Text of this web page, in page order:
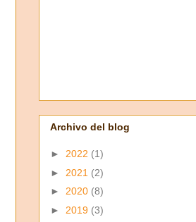
Archivo del blog
► 2022 (1)
► 2021 (2)
► 2020 (8)
► 2019 (3)